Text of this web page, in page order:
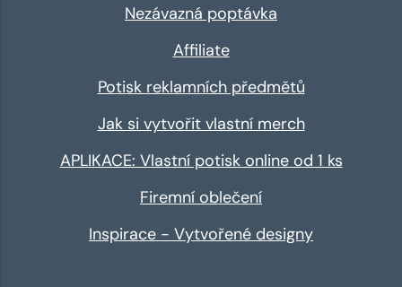
Nezávazná poptávka
Affiliate
Potisk reklamních předmětů
Jak si vytvořit vlastní merch
APLIKACE: Vlastní potisk online od 1 ks
Firemní oblečení
Inspirace - Vytvořené designy